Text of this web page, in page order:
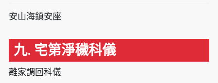
安山海鎮安座
九. 宅第淨穢科儀
離家調回科儀